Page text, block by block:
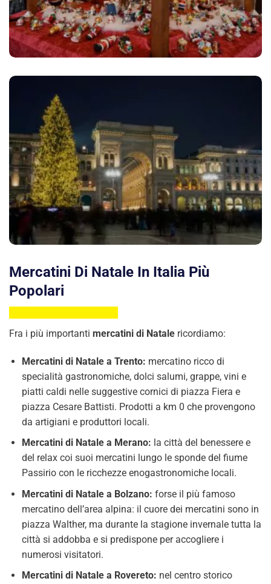
Mercatini Di Natale In Italia Più
Popolari
Fra i più importanti mercatini di Natale ricordiamo:
Mercatini di Natale a Trento: mercatino ricco di
specialità gastronomiche, dolci salumi, grappe, vini e
piatti caldi nelle suggestive cornici di piazza Fiera e
piazza Cesare Battisti. Prodotti a km 0 che provengono
da artigiani e produttori locali.
Mercatini di Natale a Merano: la città del benessere e
del relax coi suoi mercatini lungo le sponde del fiume
Passirio con le ricchezze enogastronomiche locali.
Mercatini di Natale a Bolzano: forse il più famoso
mercatino dell’area alpina: il cuore dei mercatini sono in
piazza Walther, ma durante la stagione invernale tutta la
città si addobba e si predispone per accogliere i
numerosi visitatori.
Mercatini di Natale a Rovereto: nel centro storico